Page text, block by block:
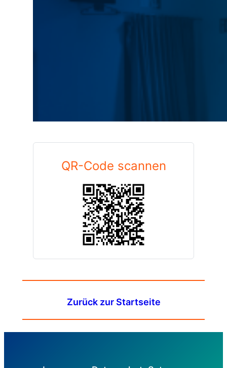
QR-Code scannen
Zurück zur Startseite